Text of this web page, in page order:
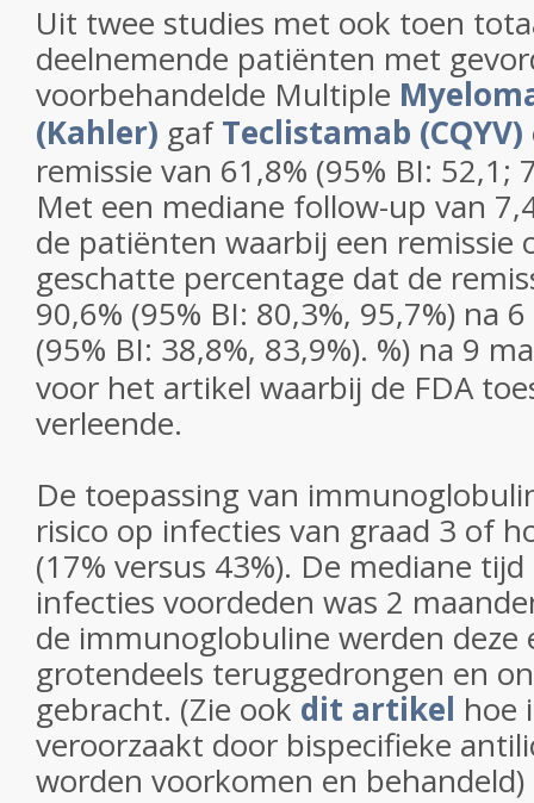
Uit twee studies met ook toen
deelnemende patiënten met
voorbehandelde Multiple
(Kahler) gafTeclistamab (CQYV)
remissie van 61,8% (95% BI: 52,1;
Met een mediane follow-up van
de patiënten waarbij een remissie
geschatte percentage dat de
90,6% (95% BI: 80,3%, 95,7%) na
(95% BI: 38,8%, 83,9%). %) na 9
voor het artikel waarbij de FDA
verleende.
De toepassing van
risico op infecties van graad 3 of
(17% versus 43%). De mediane
infecties voordeden was 2
de immunoglobuline werden deze
grotendeels teruggedrongen en
gebracht. (Zie ook dit artikel hoe
veroorzaakt door bispecifieke
worden voorkomen en behandeld)